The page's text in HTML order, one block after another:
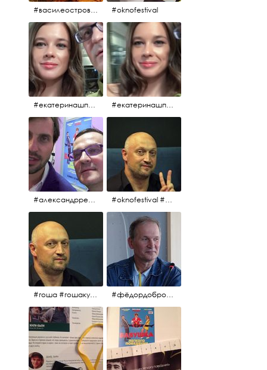
#василеостровское #синяяборода #пиво #пивовобла #вобла #рыба #oknofestival
#екатеринашпица #шпица @ekaterinashpitsa #екатеринашпица #шпица @ekaterinashpitsa
#александрревва #ревва #артурпирожков #бабушкалегкогоповедения @arthurpirozhkov #oknofestival #gosha #гошакуценко
#гоша #гошакуценко #oknofestival #фёдордобронравов #кино #хорошеекино #жилибыли